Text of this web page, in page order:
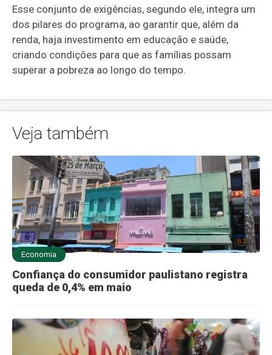
Esse conjunto de exigências, segundo ele, integra um
dos pilares do programa, ao garantir que, além da
renda, haja investimento em educação e saúde,
criando condições para que as famílias possam
superar a pobreza ao longo do tempo.
Veja também
Economia
Confiança do consumidor paulistano registra
queda de 0,4% em maio